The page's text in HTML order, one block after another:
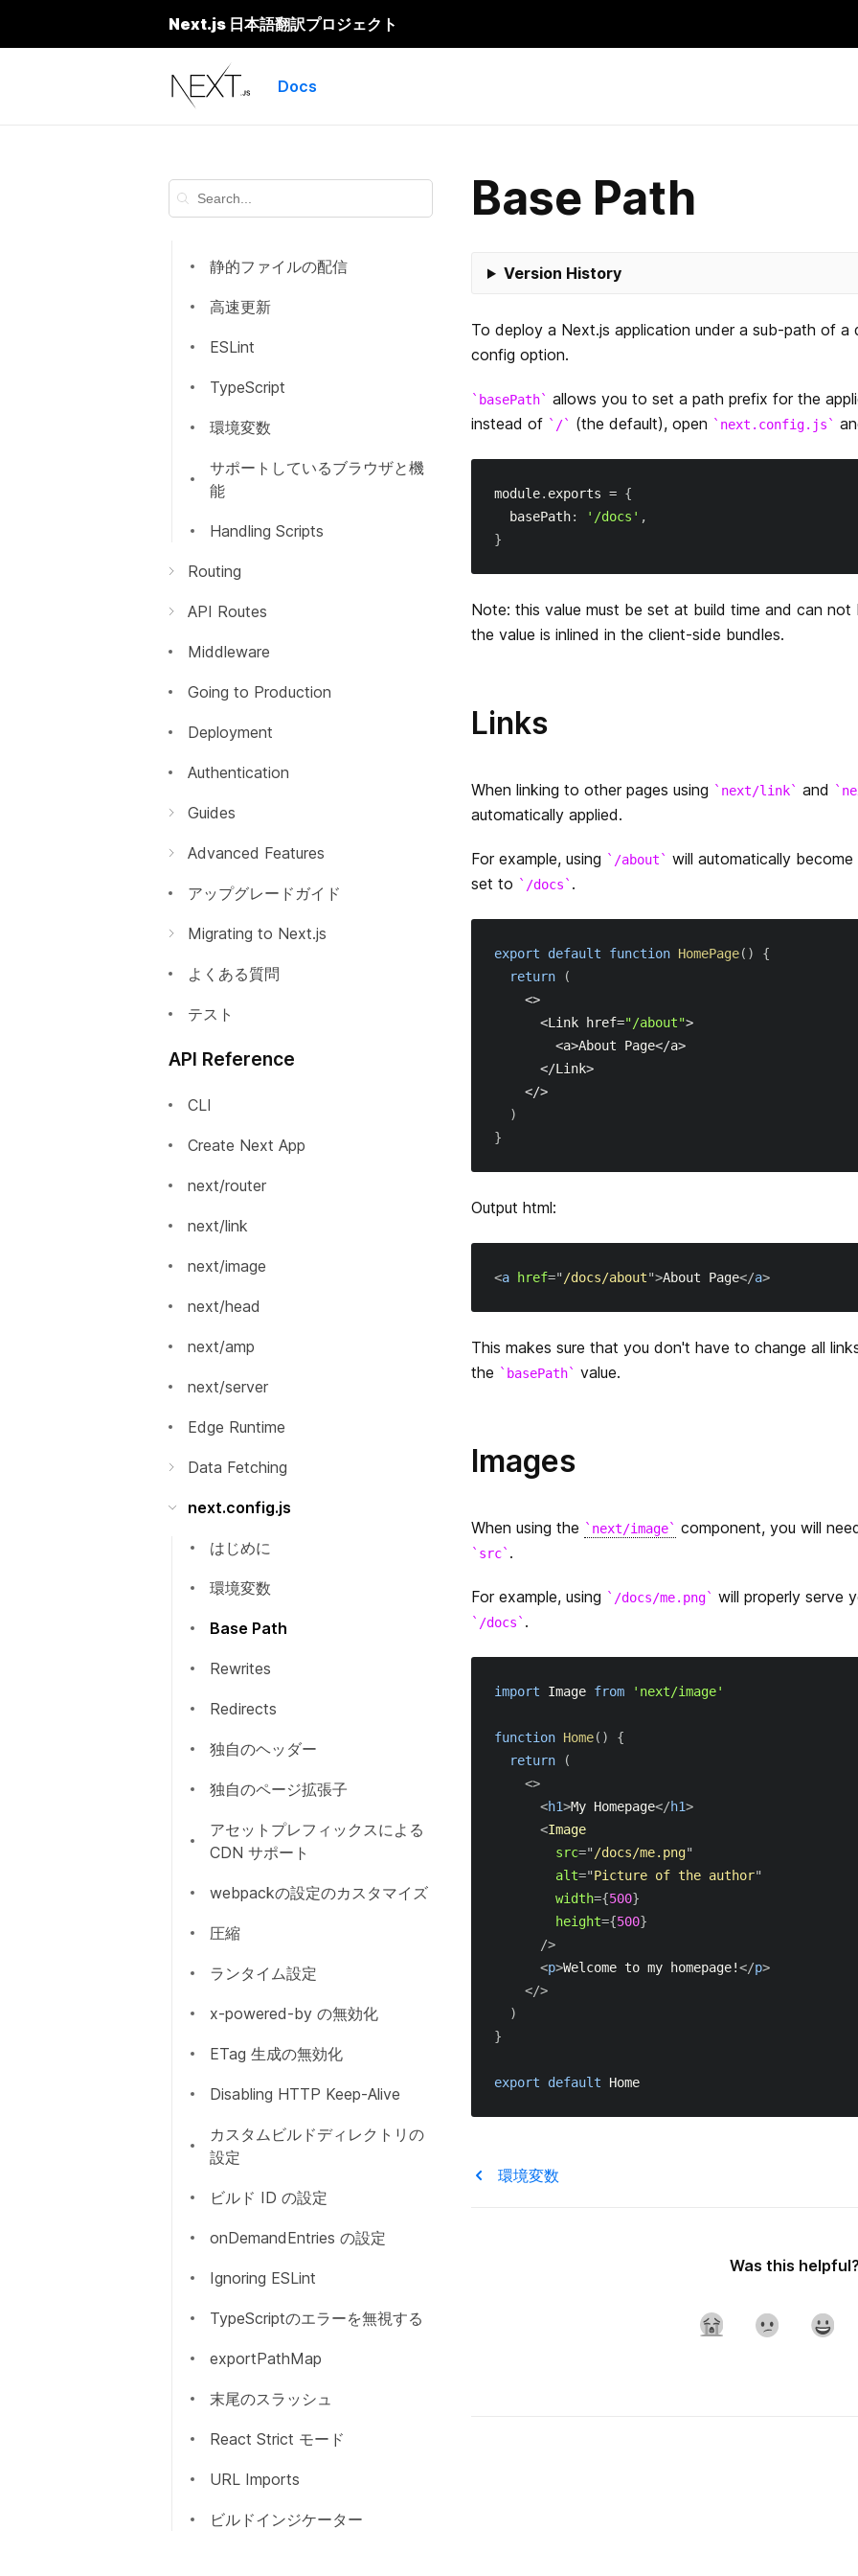
Next.js 日本語翻訳プロジェクト
Next.js Docs
Pages
データ取得
Regeneration
Client side
画像最適化
静的ファイルの配信
高速更新
ESLint
TypeScript
環境変数
サポートしているブラウザと機
能
Handling Scripts
Routing
API Routes
Middleware
Going to Production
Deployment
Authentication
Guides
Advanced Features
ルパスエイリアス
AMP Support
ート
TypeScript
Babel 設定のカスタマイズ
PostCSS設定のカスタマイズ
カスタムサーバー
カスタム`App`
カスタム `Document`
エラーページのカスタマイズ
`src` ディレクトリ
マルチゾーン
パフォーマンス測定
デバッグ
Codemods
Source Maps
国際化されたルーティング
Output File Tracing
Security Headers
React 18
アップグレードガイド
Migrating to Next.js
App
よくある質問
テスト
API Reference
CLI
Create Next App
next/router
next/link
next/image
next/head
next/amp
next/server
Edge Runtime
Data Fetching
next.config.js
はじめに
環境変数
Base Path
Rewrites
Redirects
独自のヘッダー
独自のページ拡張子
アセットプレフィックスによる
CDN サポート
webpackの設定のカスタマイズ
圧縮
ランタイム設定
x-powered-by の無効化
ETag 生成の無効化
Disabling HTTP Keep-Alive
カスタムビルドディレクトリの
設定
ビルド ID の設定
onDemandEntries の設定
Ignoring ESLint
TypeScriptのエラーを無視する
exportPathMap
末尾のスラッシュ
React Strict モード
URL Imports
ビルドインジケーター
Base Path
Version History
To deploy a Next.js application under a sub-path of a
config option.
basePath allows you to set a path prefix for the
instead of / (the default), open next.config.js
module. exports = {
  basePath
: '/docs' ,
}
Note: this value must be set at build time and can
the value is inlined in the client-side bundles.
Links
When linking to other pages using next/link and
automatically applied.
For example, using /about will automatically become
set to
/docs .
export default function HomePage( )
{
return
(
<>
<Link href="/about">
<a>About Page</a>
</Link>
</>
)
}
Output html:
<a href=" /docs/about">About Page</a>
This makes sure that you don't have to change all
the
basePath value.
Images
When using the next/image component, you will
src .
For example, using /docs/me.png will properly serve
/docs .
import Image from 'next/image'
function Home( )
{
return
(
<>
<h1>My Homepage</h1>
<Image
src=" /docs/me.png"
alt="Picture of the author"
width={500}
height={500}
/>
<p>Welcome to my homepage!</p>
</>
)
}
export default Home
環境変数
Was this helpful?